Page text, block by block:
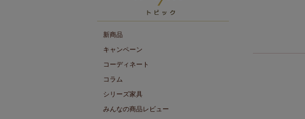
新商品
キャンペーン
コーディネート
コラム
シリーズ家具
みんなの商品レビュー